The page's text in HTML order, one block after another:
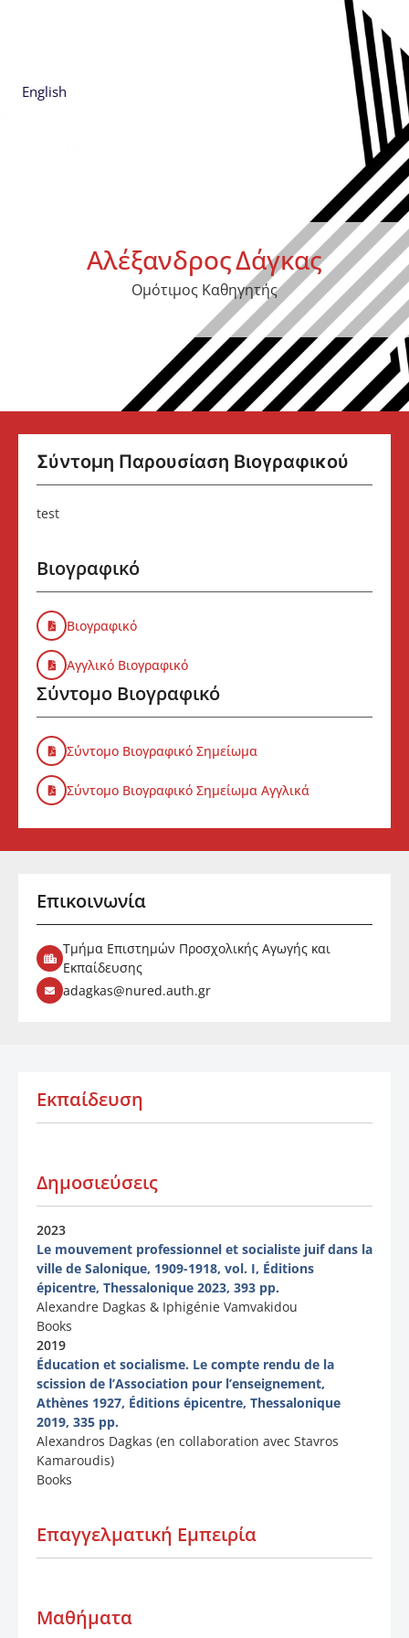
English
ΑλέξανδροςΔάγκας
Ομότιμος Καθηγητής
Σύντομη Παρουσίαση Βιογραφικού
test
Βιογραφικό
Βιογραφικό
Αγγλικό Βιογραφικό
Σύντομο Βιογραφικό
Σύντομο Βιογραφικό Σημείωμα
Σύντομο Βιογραφικό Σημείωμα Αγγλικά
Επικοινωνία
Τμήμα Επιστημών Προσχολικής Αγωγής και
Εκπαίδευσης
adagkas@nured.auth.gr
Εκπαίδευση
Δημοσιεύσεις
2023
Le mouvement professionnel et socialiste juif dans la
ville de Salonique, 1909-1918, vol. I, Éditions
épicentre, Thessalonique 2023, 393 pp.
Alexandre Dagkas & Iphigénie Vamvakidou
Books
2019
Éducation et socialisme. Le compte rendu de la
scission de l’Association pour l’enseignement,
Athènes 1927, Éditions épicentre, Thessalonique
2019, 335 pp.
Alexandros Dagkas (en collaboration avec Stavros
Kamaroudis)
Books
Επαγγελματική Εμπειρία
Μαθήματα